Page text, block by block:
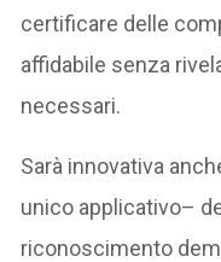
certificare delle
affidabile senza
necessari.
Sarà innovativa
unico applicativo–
riconoscimento